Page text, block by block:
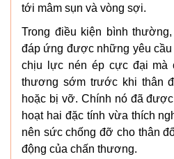
tới mâm sụn và vòng sợi.
Trong điều kiện bình
đáp ứng được những yêu cầu
chịu lực nén ép cực đại mà
thương sớm trước khi thân
hoặc bị vỡ. Chính nó đã
hoạt hai đặc tính vừa thích
nên sức chống đỡ cho thân
động của chấn thương.